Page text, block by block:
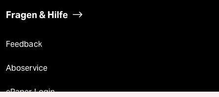
Fragen & Hilfe
Feedback
Aboservice
ePaper Login